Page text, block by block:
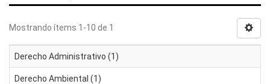
Mostrando ítems 1-10 de 1
Derecho Administrativo (1)
Derecho Ambiental (1)